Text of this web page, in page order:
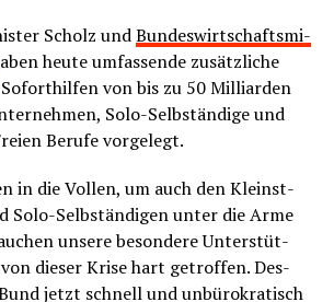
Scholz undBun­des­wirt­schafts­mi­
heu­te umfas­sen­de zusätz­li­che
von bis zu 50 Mil­li­ar­den
Solo-Selb­stän­di­ge und
Beru­fe vorgelegt.
in die Vol­len, um auch den Kleinst­
Solo-Selb­stän­di­gen unter die Arme
unse­re beson­de­re Unter­stüt­
die­ser Kri­se hart getrof­fen. Des­
jetzt schnell und unbü­ro­kra­tisch